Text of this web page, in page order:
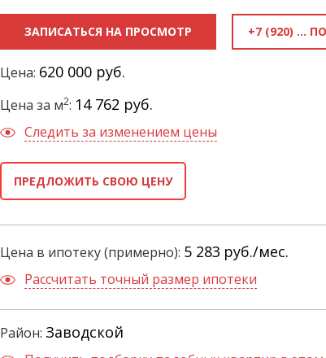
ЗАПИСАТЬСЯ НА ПРОСМОТР +7 (920)
Цена: 620 000 руб.
Цена за м2: 14 762 руб.
Следить за изменением цены
ПРЕДЛОЖИТЬ СВОЮ ЦЕНУ
Цена в ипотеку (примерно): 5 283 руб./мес.
Рассчитать точный размер ипотеки
Район: Заводской